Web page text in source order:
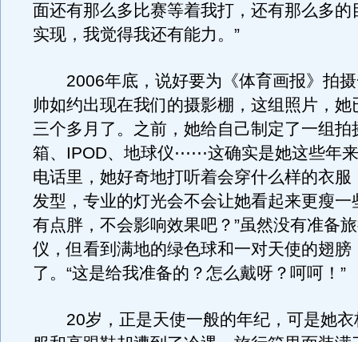
面还有那么多比赛等着我打，还有那么多的
实现，我觉得我还有能力。”
2006年底，说好要为《体育画报》拍摄
帅如约出现在我们的摄影棚，这组照片，她
三个多月了。之前，她给自己制定了一组拍
箱、IPOD、地球仪⋯⋯这确实是她这些年
电话里，她好奇地打听着会穿什么样的衣服
发型，专业的灯光会不会让她看起来更瘦一
有点胖，不会影响效果吧？”虽然没有准备
仪，但看到满地的绿色球和一对天使的翅膀
了。“这是给我准备的？怎么戴呀？呵呵！”
20岁，正是天使一般的年纪，可是她衣